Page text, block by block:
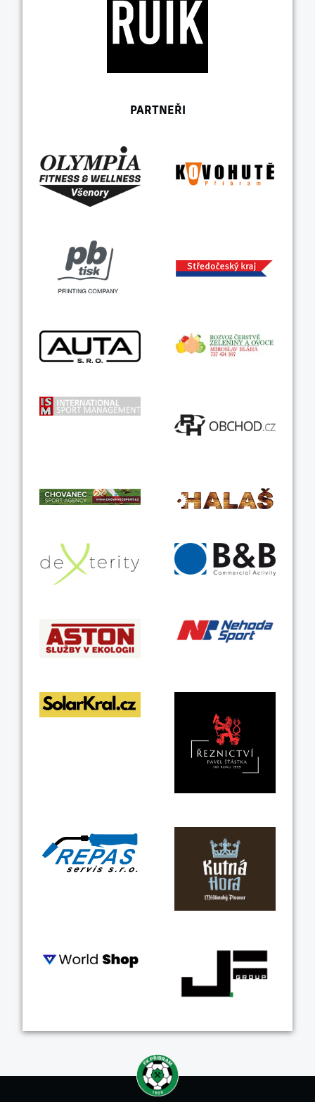
PARTNEŘI